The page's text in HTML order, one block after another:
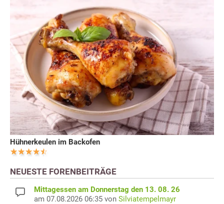
Hühnerkeulen im Backofen
NEUESTE FORENBEITRÄGE
Mittagessen am Donnerstag den 13. 08. 26
am 07.08.2026 06:35 von Silviatempelmayr